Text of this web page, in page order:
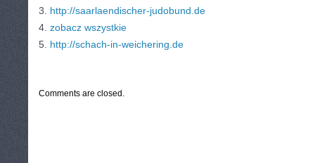
3. http://saarlaendischer-judobund.de
4. zobacz wszystkie
5. http://schach-in-weichering.de
Comments are closed.